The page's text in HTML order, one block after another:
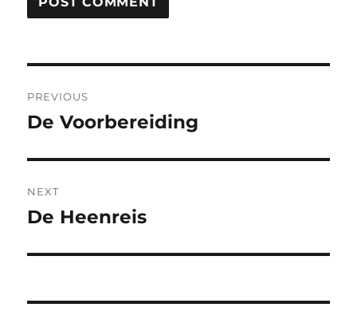
navigation
PREVIOUS
Previous
De Voorbereiding
NEXT
Next
De Heenreis